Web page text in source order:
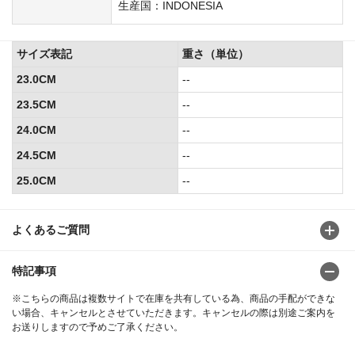
生産国：INDONESIA
よくあるご質問
特記事項
※こちらの商品は複数サイトで在庫を共有している為、商品の手配ができな
い場合、キャンセルとさせていただきます。キャンセルの際は別途ご案内を
お送りしますので予めご了承ください。
サイズ表記
重さ（単位）
23.0CM
--
23.5CM
--
24.0CM
--
24.5CM
--
25.0CM
--